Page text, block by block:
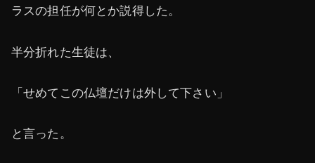
ラスの担任が何とか説得した。
半分折れた生徒は、
「せめてこの仏壇だけは外して下さい」
と言った。